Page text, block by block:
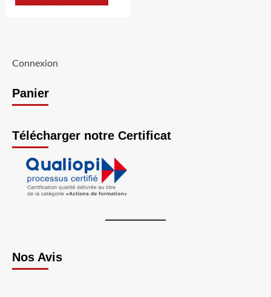
Connexion
Panier
Télécharger notre Certificat
Nos Avis